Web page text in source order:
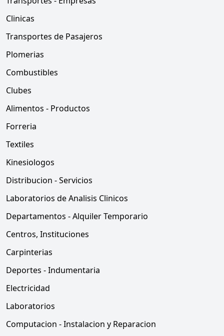
Clinicas
Transportes de Pasajeros
Plomerias
Combustibles
Clubes
Alimentos - Productos
Forreria
Textiles
Kinesiologos
Distribucion - Servicios
Laboratorios de Analisis Clinicos
Departamentos - Alquiler Temporario
Centros, Instituciones
Carpinterias
Deportes - Indumentaria
Electricidad
Laboratorios
Computacion - Instalacion y Reparacion